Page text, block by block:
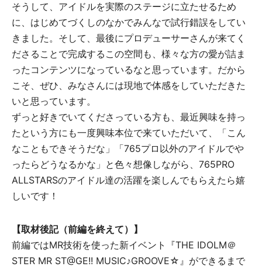
そうして、アイドルを実際のステージに立たせるため
に、はじめてづくしのなかでみんなで試行錯誤をしてい
きました。そして、最後にプロデューサーさんが来てく
ださることで完成するこの空間も、様々な方の愛が詰ま
ったコンテンツになっているなと思っています。だから
こそ、ぜひ、みなさんには現地で体感をしていただきた
いと思っています。
ずっと好きでいてくださっている方も、最近興味を持っ
たという方にも一度興味本位で来ていただいて、「こん
なこともできそうだな」「765プロ以外のアイドルでや
ったらどうなるかな」と色々想像しながら、765PRO
ALLSTARSのアイドル達の活躍を楽しんでもらえたら嬉
しいです！
【取材後記（前編を終えて）】
前編ではMR技術を使った新イベント『THE IDOLM＠
STER MR ST@GE!! MUSIC♪GROOVE☆』ができるまで